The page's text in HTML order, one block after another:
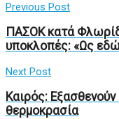
Previous Post
ΠΑΣΟΚ κατά
υποκλοπές: «Ως
Next Post
Καιρός: Εξασθενούν
θερμοκρασία